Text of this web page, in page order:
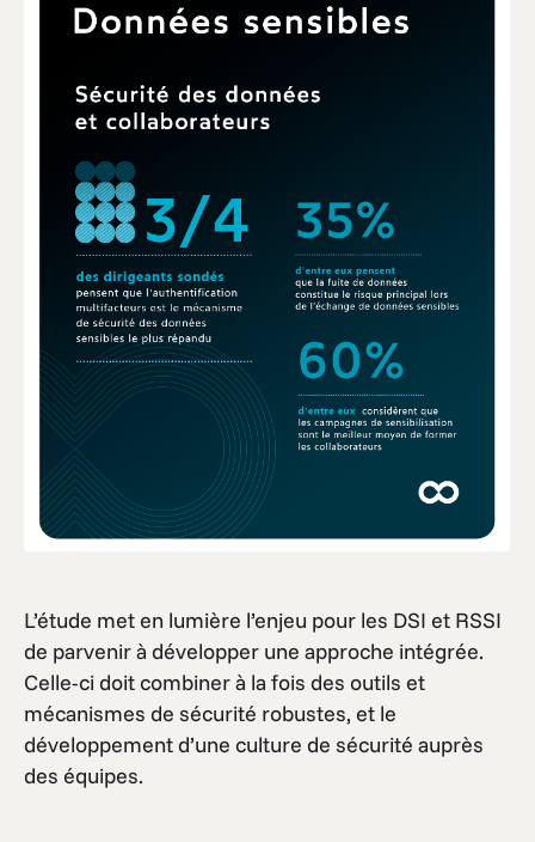
L’étude met en lumière l’enjeu pour les DSI et RSSI
de parvenir à développer une approche intégrée.
Celle-ci doit combiner à la fois des outils et
mécanismes de sécurité robustes, et le
développement d’une culture de sécurité auprès
des équipes.